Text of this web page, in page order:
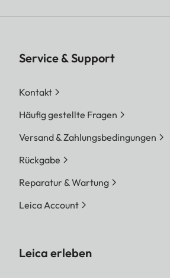
Service & Support
Kontakt
Häufig gestellte Fragen
Versand & Zahlungsbedingungen
Rückgabe
Reparatur & Wartung
Leica Account
Leica erleben